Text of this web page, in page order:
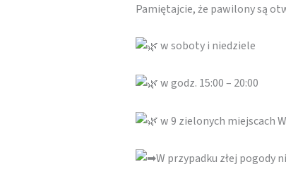
Pamiętajcie, że pawilony są
w soboty i niedziele
w godz. 15:00 – 20:00
w 9 zielonych miejscach
W przypadku złej pogody